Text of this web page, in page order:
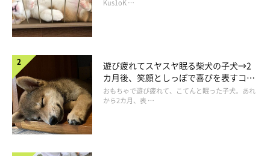
長！
Kus1oK …
遊び疲れてスヤスヤ眠る柴犬の子犬→2
カ月後、笑顔としっぽで喜びを表すコに
成長！
おもちゃで遊び疲れて、こてんと眠った子犬。あれ
から2カ月、表 …